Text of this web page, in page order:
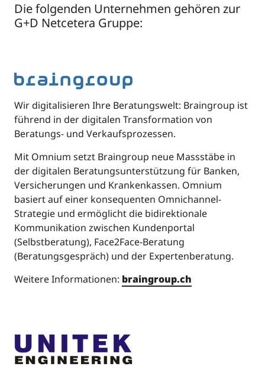
Die folgenden Unternehmen gehören zur
G+D Netcetera Gruppe:
Wir digitalisieren Ihre Beratungswelt: Braingroup ist
führend in der digitalen Transformation von
Beratungs- und Verkaufsprozessen.
Mit Omnium setzt Braingroup neue Massstäbe in
der digitalen Beratungsunterstützung für Banken,
Versicherungen und Krankenkassen. Omnium
basiert auf einer konsequenten Omnichannel-
Strategie und ermöglicht die bidirektionale
Kommunikation zwischen Kundenportal
(Selbstberatung), Face2Face-Beratung
(Beratungsgespräch) und der Expertenberatung.
Weitere Informationen: braingroup.ch